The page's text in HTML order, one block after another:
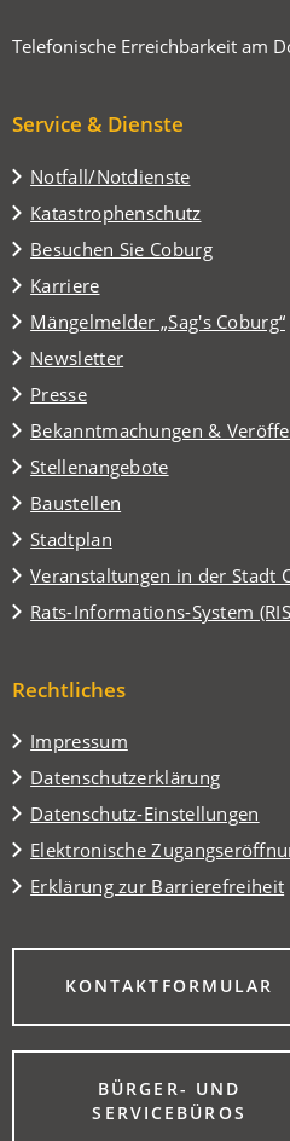
Telefonische Erreichbarkeit am
Service & Dienste
Notfall/Notdienste
Katastrophenschutz
Besuchen Sie Coburg
(Öffnet
in
einem
neuen
Tab)
Karriere
Mängelmelder „Sag's Coburg“
(Öffnet
in
einem
neuen
Tab)
Newsletter
Presse
Bekanntmachungen &
Stellenangebote
Baustellen
Stadtplan
(Öffnet
in
einem
neuen
Veranstaltungen in der Stadt
(Öffnet
in
einem
Tab)
Rats-Informations-System
(Öffnet
neuen
Rechtliches
Impressum
Datenschutzerklärung
Datenschutz-Einstellungen
Elektronische
Erklärung zur Barrierefreiheit
KONTAKTFORMULAR
(ÖFFNET
EINEM
NEUEN
BÜRGER- UND
SERVICEBÜROS
(ÖFFNET